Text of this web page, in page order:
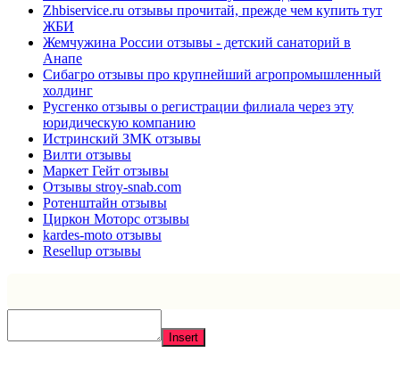
Zhbiservice.ru отзывы прочитай, прежде чем купить тут
ЖБИ
Жемчужина России отзывы - детский санаторий в
Анапе
Сибагро отзывы про крупнейший агропромышленный
холдинг
Русгенко отзывы о регистрации филиала через эту
юридическую компанию
Истринский ЗМК отзывы
Вилти отзывы
Маркет Гейт отзывы
Отзывы stroy-snab.com
Ротенштайн отзывы
Циркон Моторс отзывы
kardes-moto отзывы
Resellup отзывы
Insert